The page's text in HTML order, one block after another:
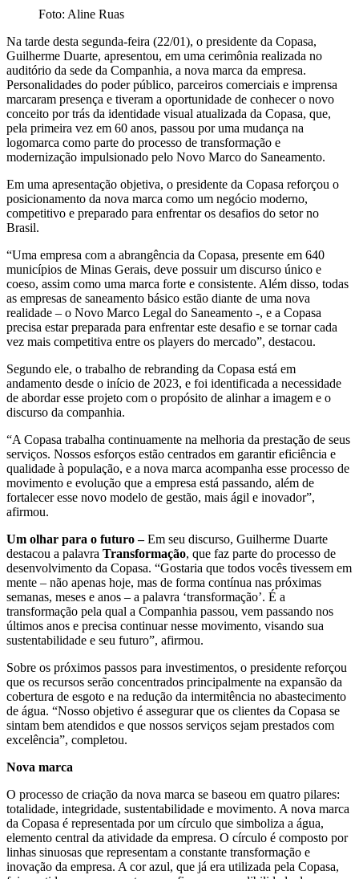
Foto: Aline Ruas
Na tarde desta segunda-feira (22/01), o presidente da Copasa,
Guilherme Duarte, apresentou, em uma cerimônia realizada no
auditório da sede da Companhia, a nova marca da empresa.
Personalidades do poder público, parceiros comerciais e imprensa
marcaram presença e tiveram a oportunidade de conhecer o novo
conceito por trás da identidade visual atualizada da Copasa, que,
pela primeira vez em 60 anos, passou por uma mudança na
logomarca como parte do processo de transformação e
modernização impulsionado pelo Novo Marco do Saneamento.
Em uma apresentação objetiva, o presidente da Copasa reforçou o
posicionamento da nova marca como um negócio moderno,
competitivo e preparado para enfrentar os desafios do setor no
Brasil.
“Uma empresa com a abrangência da Copasa, presente em 640
municípios de Minas Gerais, deve possuir um discurso único e
coeso, assim como uma marca forte e consistente. Além disso, todas
as empresas de saneamento básico estão diante de uma nova
realidade – o Novo Marco Legal do Saneamento -, e a Copasa
precisa estar preparada para enfrentar este desafio e se tornar cada
vez mais competitiva entre os players do mercado”, destacou.
Segundo ele, o trabalho de rebranding da Copasa está em
andamento desde o início de 2023, e foi identificada a necessidade
de abordar esse projeto com o propósito de alinhar a imagem e o
discurso da companhia.
“A Copasa trabalha continuamente na melhoria da prestação de seus
serviços. Nossos esforços estão centrados em garantir eficiência e
qualidade à população, e a nova marca acompanha esse processo de
movimento e evolução que a empresa está passando, além de
fortalecer esse novo modelo de gestão, mais ágil e inovador”,
afirmou.
Um olhar para o futuro –Em seu discurso, Guilherme Duarte
destacou a palavra Transformação, que faz parte do processo de
desenvolvimento da Copasa. “Gostaria que todos vocês tivessem em
mente – não apenas hoje, mas de forma contínua nas próximas
semanas, meses e anos – a palavra ‘transformação’. É a
transformação pela qual a Companhia passou, vem passando nos
últimos anos e precisa continuar nesse movimento, visando sua
sustentabilidade e seu futuro”, afirmou.
Sobre os próximos passos para investimentos, o presidente reforçou
que os recursos serão concentrados principalmente na expansão da
cobertura de esgoto e na redução da intermitência no abastecimento
de água. “Nosso objetivo é assegurar que os clientes da Copasa se
sintam bem atendidos e que nossos serviços sejam prestados com
excelência”, completou.
Nova marca
O processo de criação da nova marca se baseou em quatro pilares:
totalidade, integridade, sustentabilidade e movimento. A nova marca
da Copasa é representada por um círculo que simboliza a água,
elemento central da atividade da empresa. O círculo é composto por
linhas sinuosas que representam a constante transformação e
inovação da empresa. A cor azul, que já era utilizada pela Copasa,